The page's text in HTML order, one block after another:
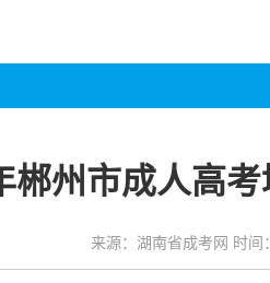
郴州市成人高
来源：湖南省成考网 时间